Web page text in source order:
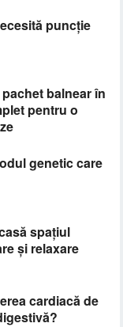
puncție
balnear în
pentru o
genetic care
spațiul
și relaxare
cardiacă de